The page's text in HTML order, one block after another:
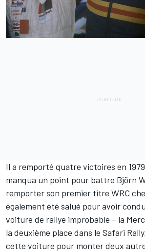
Il a remporté quatre victoires en
manqua un point pour battre Björn
remporter son premier titre WRC
également été salué pour avoir
voiture de rallye improbable – la
la deuxième place dans le Safari
cette voiture pour monter deux